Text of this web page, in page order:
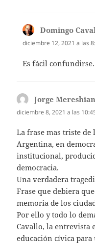
Domingo
diciembre 12, 2021 a las
Es fácil
Jorge Mereshian
diciembre 8, 2021 a las
La frase mas triste de
Argentina, en
institucional,
democracia.
Una verdadera
Frase que debiera
memoria de los
Por ello y todo lo
Cavallo, la entrevista
educación cívica